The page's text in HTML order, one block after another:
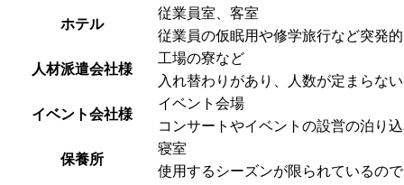
ホテル
従業員室、客室
従業員の仮眠用や修学旅行など突発
人材派遣会社様
工場の寮など
入れ替わりがあり、人数が定まらな
イベント会社様
イベント会場
コンサートやイベントの設営の泊り
保養所
寝室
使用するシーズンが限られているの